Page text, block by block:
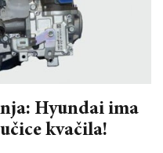
Hyundai ima
kvačila!